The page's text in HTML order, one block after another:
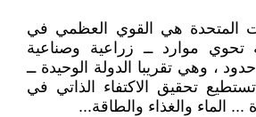
المتحدة هي القوي العظمي في
تحوي موارد ــ زراعية وصناعية
، وهي تقريبا الدولة الوحيدة ــ
تحقيق الاكتفاء الذاتي في
الماء والغذاء والطاقة...